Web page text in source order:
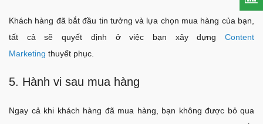
Khách hàng đã bắt đầu tin tưởng và lựa chọn mua hàng của bạn,
tất cả sẽ quyết định ở việc bạn xây dựng Content
Marketing thuyết phục.
5. Hành vi sau mua hàng
Ngay cả khi khách hàng đã mua hàng, bạn không được bỏ qua